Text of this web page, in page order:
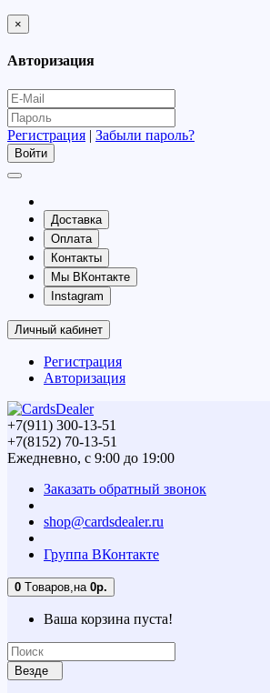
×
Авторизация
Регистрация | Забыли пароль?
Доставка
Оплата
Контакты
Мы ВКонтакте
Instagram
Личный кабинет
Регистрация
Авторизация
+7(911) 300-13-51
+7(8152) 70-13-51
Ежедневно, с 9:00 до 19:00
Заказать обратный звонок
shop@cardsdealer.ru
Группа ВКонтакте
0 Tоваров, на 0р.
Ваша корзина пуста!
Везде